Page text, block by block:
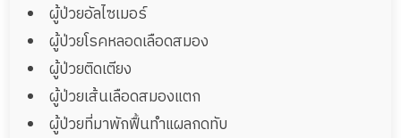
ผู้ป่วยอัลไซเมอร์
ผู้ป่วยโรคหลอดเลือดสมอง
ผู้ป่วยติดเตียง
ผู้ป่วยเส้นเลือดสมองแตก
ผู้ป่วยที่มาพักฟื้นทำแผลกดทับ